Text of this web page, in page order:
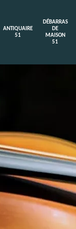
ANTIQUAIRE
51
DÉBARRAS
DE
MAISON
51